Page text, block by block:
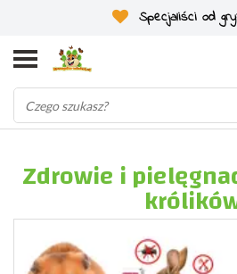
Specjaliści od gryzoni
Zdrowie i